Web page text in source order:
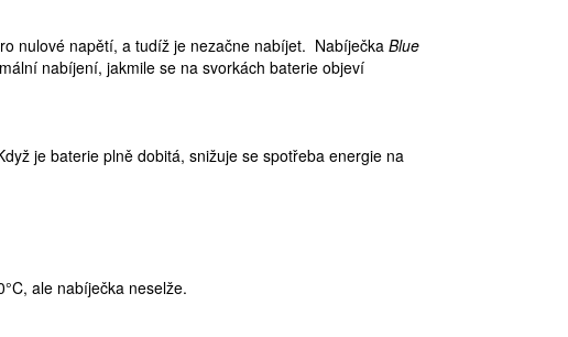
nulové napětí, a tudíž je nezačne nabíjet. Nabíječka Blue
nabíjení, jakmile se na svorkách baterie objeví
je baterie plně dobitá, snižuje se spotřeba energie na
ale nabíječka neselže.